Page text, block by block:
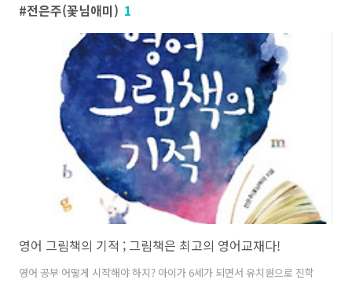
전은주(꽃님애미) 1
영어 그림책의 기적 ; 그림책은 최고의 영어교재다!
영어 공부 어떻게 시작해야 하지? 아이가 6세가 되면서 유치원으로 진학